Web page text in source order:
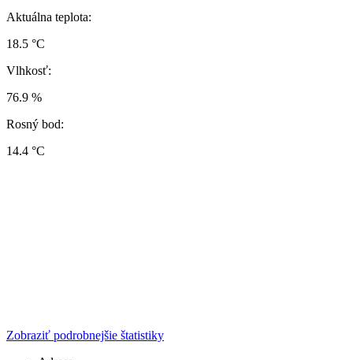
Aktuálna teplota:
18.5 °C
Vlhkosť:
76.9 %
Rosný bod:
14.4 °C
Zobraziť podrobnejšie štatistiky